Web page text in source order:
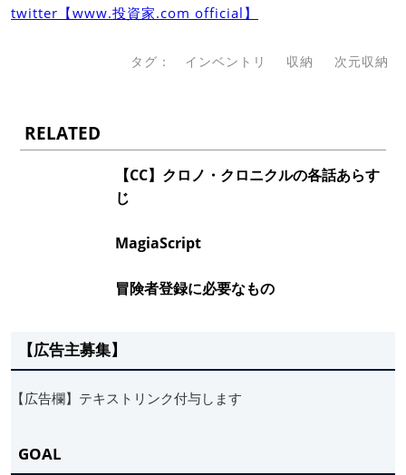
twitter【www.投資家.com official】
タグ： インベントリ 収納 次元収納
RELATED
【CC】クロノ・クロニクルの各話あらす
じ
MagiaScript
冒険者登録に必要なもの
【広告主募集】
【広告欄】テキストリンク付与します
GOAL